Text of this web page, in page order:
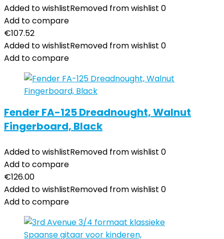
Added to wishlistRemoved from wishlist 0
Add to compare
€107.52
Added to wishlistRemoved from wishlist 0
Add to compare
Fender FA-125 Dreadnought, Walnut
Fingerboard, Black
Added to wishlistRemoved from wishlist 0
Add to compare
€126.00
Added to wishlistRemoved from wishlist 0
Add to compare